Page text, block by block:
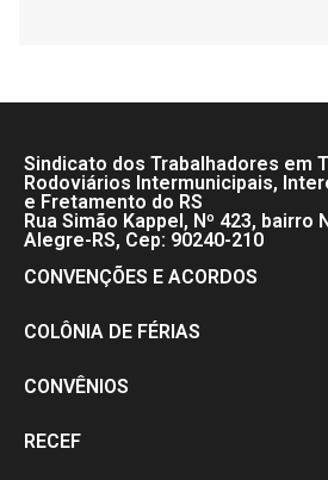
Sindicato dos Trabalhadores em
Rodoviários Intermunicipais,
e Fretamento do RS
Rua Simão Kappel, Nº 423,
Alegre-RS, Cep: 90240-210
CONVENÇÕES E ACORDOS
COLÔNIA DE FÉRIAS
CONVÊNIOS
RECEF